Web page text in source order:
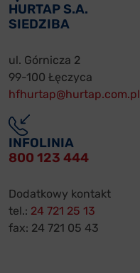
HURTAP S.A.
SIEDZIBA
ul. Górnicza 2
99-100 Łęczyca
hfhurtap@hurtap.com.pl
INFOLINIA
800 123 444
Dodatkowy kontakt
tel.: 24 721 25 13
fax: 24 721 05 43